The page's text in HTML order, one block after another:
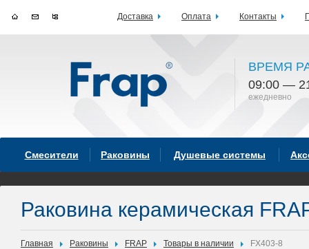
ВРЕМЯ
09:00 —
ежедневно
Смесители Раковины Душевые системы
Раковина керамическая
Главная Раковины FRAP Товары в наличии FX403-8
Доставка Оплата Контакты